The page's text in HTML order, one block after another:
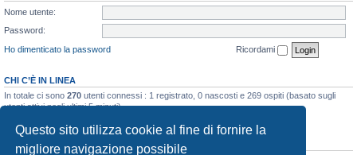
Questo sito utilizza cookie al fine di fornire la
migliore navigazione possibile
Nome utente:
Password:
Ho dimenticato la password
Ricordami
CHI C’È IN LINEA
In totale ci sono 270 utenti connessi : 1 registrato, 0 nascosti e 269 ospiti (basato sugli
utenti attivi negli ultimi 5 minuti)
STATISTICHE